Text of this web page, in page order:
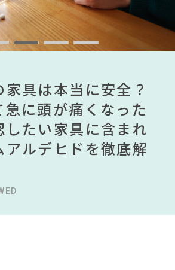
#DINOS CORPORATION
具#関家具
ラマ#ACTUS #IDÉE
ディネート#大塚家具
すめ#KEYUCA
やじとせがれ #アダル #サステナブル
#コメリ #無印良品
シモ
#木図鑑#ヤマソロ
知る
楽しむ
ARCHIVE
NEWS
ABOUT
名デザイナーのアイ
に入る？無印良品で
名デザイナーがデザ
インテリアを一挙紹
は引っ越し業者を悩
引っ越し業者に敬遠
る理由を徹底解
家具は本当に安全？
急に頭が痛くなった
したい家具に含まれ
アルデヒドを徹底解
おしゃれにしたい人
話題のインテリアス
ら定番スタイルまで
すすめインテリアス
名デザイナーのアイ
に入る？無印良品で
名デザイナーがデザ
インテリアを一挙紹
は引っ越し業者を悩
引っ越し業者に敬遠
る理由を徹底解